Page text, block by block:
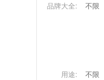
品牌大全: 不限
用途: 不限